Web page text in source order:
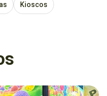
Kioscos